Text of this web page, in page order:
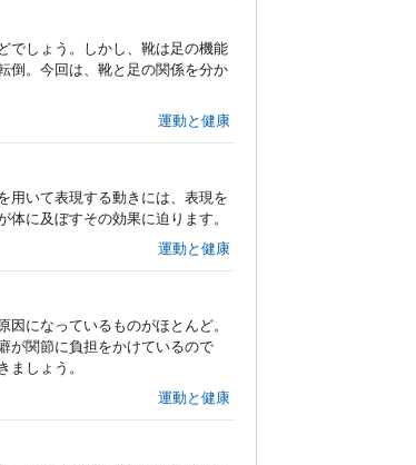
でしょう。しかし、靴は足の機能
倒。今回は、靴と足の関係を分か
運動と健康
用いて表現する動きには、表現を
に及ぼすその効果に迫ります。
運動と健康
になっているものがほとんど。
が関節に負担をかけているので
しょう。
運動と健康